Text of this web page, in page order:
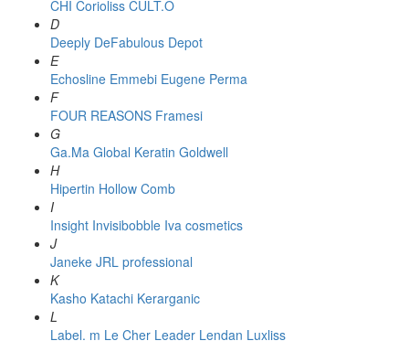
CHI Corioliss CULT.O
D
Deeply DeFabulous Depot
E
Echosline Emmebi Eugene Perma
F
FOUR REASONS Framesi
G
Ga.Ma Global Keratin Goldwell
H
Hipertin Hollow Comb
I
Insight Invisibobble Iva cosmetics
J
Janeke JRL professional
K
Kasho Katachi Kerarganic
L
Label. m Le Cher Leader Lendan Luxliss